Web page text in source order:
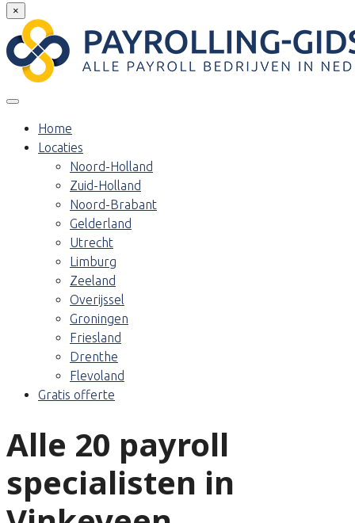
×
Home
Locaties
Noord-Holland
Zuid-Holland
Noord-Brabant
Gelderland
Utrecht
Limburg
Zeeland
Overijssel
Groningen
Friesland
Drenthe
Flevoland
Gratis offerte
Alle 20 payroll
specialisten in